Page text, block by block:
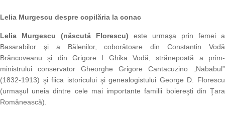
Lelia Murgescu despre copilăria la conac
Lelia Murgescu (născută Florescu) este urmaşa prin femei a
Basarabilor şi a Bălenilor, coborâtoare din Constantin Vodă
Brâncoveanu şi din Grigore I Ghika Vodă, strănepoată a prim-
ministrului conservator Gheorghe Grigore Cantacuzino „Nababul”
(1832-1913) şi fiica istoricului şi genealogistului George D. Florescu
(urmaşul uneia dintre cele mai importante familii boiereşti din Ţara
Românească).